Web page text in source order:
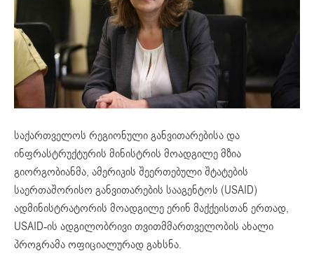
საქართველოს რეგიონული განვითარებისა და
ინფრასტრუქტურის მინისტრის მოადგილე მზია
გიორგობიანმა, ამერიკის შეერთებული შტატების
საერთაშორისო განვითარების სააგენტოს (USAID)
ადმინისტრატორის მოადგილე ერინ მაქქეისთან ერთად,
USAID-ის ადგილობრივი თვითმმართველობის ახალი
პროგრამა ოფიციალურად გახსნა.